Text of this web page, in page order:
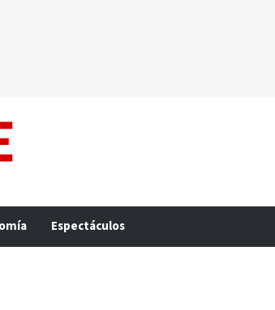
Espectáculos